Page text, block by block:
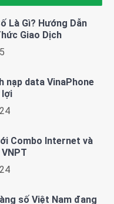
Là Gì? Hướng Dẫn
Giao Dịch
nạp data VinaPhone
lợi
Combo Internet và
số Việt Nam đang